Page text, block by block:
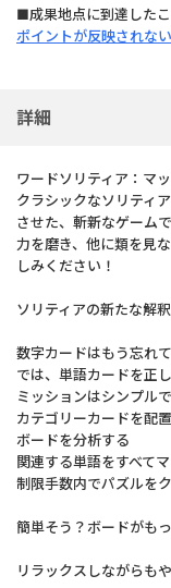
■成果地点に到達した
ポイントが反映されな
詳細
ワードソリティア：マ
クラシックなソリティ
させた、斬新なゲーム
力を磨き、他に類を見
しみください！
ソリティアの新たな解釈
数字カードはもう忘れ
では、単語カードを正
ミッションはシンプル
カテゴリーカードを配
ボードを分析する
関連する単語をすべて
制限手数内でパズルを
簡単そう？ボードがも
リラックスしながらも